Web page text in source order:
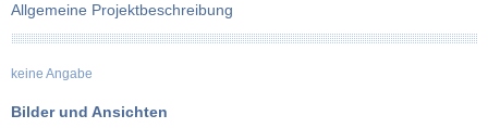
Allgemeine Projektbeschreibung
keine Angabe
Bilder und Ansichten